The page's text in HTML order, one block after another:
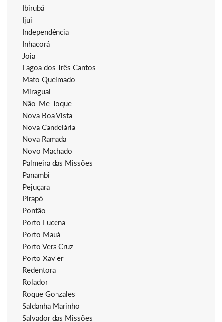
Ibirubá
Ijui
Independência
Inhacorá
Joia
Lagoa dos Três Cantos
Mato Queimado
Miraguai
Não-Me-Toque
Nova Boa Vista
Nova Candelária
Nova Ramada
Novo Machado
Palmeira das Missões
Panambi
Pejuçara
Pirapó
Pontão
Porto Lucena
Porto Mauá
Porto Vera Cruz
Porto Xavier
Redentora
Rolador
Roque Gonzales
Saldanha Marinho
Salvador das Missões